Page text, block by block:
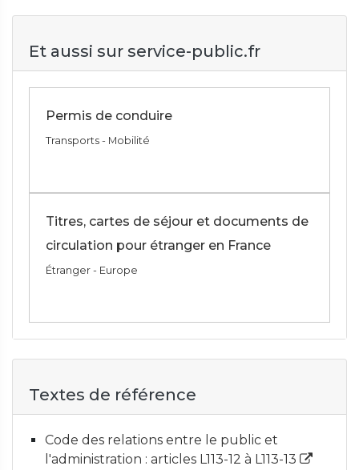
Et aussi sur service-public.fr
Permis de conduire
Transports - Mobilité
Titres, cartes de séjour et documents de
circulation pour étranger en France
Étranger - Europe
Textes de référence
Code des relations entre le public et
l'administration : articles L113-12 à L113-13